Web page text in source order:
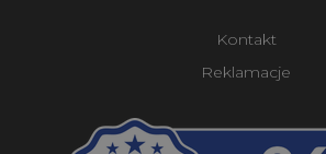
Kontakt
Reklamacje